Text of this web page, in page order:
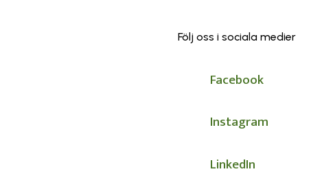
Följ oss i sociala medier
Facebook
Instagram
LinkedIn